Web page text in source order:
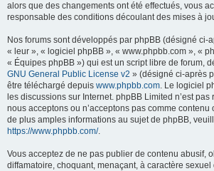
alors que des changements ont été effectués, vous
responsable des conditions découlant des mises à
Nos forums sont développés par phpBB (désigné ci-
« leur », « logiciel phpBB », « www.phpbb.com », «
« Équipes phpBB ») qui est un script libre de forum,
GNU General Public License v2 » (désigné ci-après
être téléchargé depuis www.phpbb.com. Le logiciel
les discussions sur Internet. phpBB Limited n’est
nous acceptons ou n’acceptons pas comme
de plus amples informations au sujet de phpBB,
https://www.phpbb.com/.
Vous acceptez de ne pas publier de contenu abusif,
diffamatoire, choquant, menaçant, à caractère